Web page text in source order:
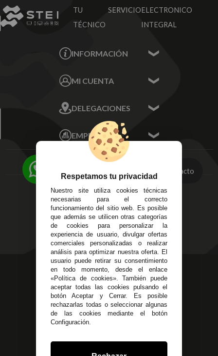
TU SERVICIO
TÉCNICO
ELECTRONICO
INTEGRAL
INFORMACIÓN
Sobre nosotros
MI CUENTA
Mis Direcciones
Mis Pedidos
Mis favoritos
FAQ's
DELEGACIONES
Écija - Sevilla
Av. Plaza de Toros.
Local 3
Córdoba
14
Alzira - Valencia
C/ Esplugues, 135
EMPRESA
Aviso Legal
Devoluciones
Política de Privacidad
Pago Seguro
Terminos y
Condiciones Generales
Políticas de Cookies
623 23 31 98
Atendemos Whatsapp
955 44 45 43/955 44 45 44
info@steielectronica.com
Avenida Plaza de Toros,
Local 3 Écija (Sevilla)
Contacto
Respetamos tu privacidad
Nuestro site utiliza cookies técnicas
necesarias para el correcto
funcionamiento del sitio web. Es posible
que además se utilicen otras categorías
de cookies para personalizar la
experiencia de usuario, divulgar ofertas
comerciales personalizadas o realizar
análisis para optimizar nuestra oferta. El
usuario puede retirar su consentimiento
en todo momento, desde el enlace
«Política de cookies». También puede
aceptar todas las cookies pulsando el
botón Aceptar y Cerrar. Es posible
rechazarlas todas o seleccionar algunas
de las cookies mediante el botón
Configuración.